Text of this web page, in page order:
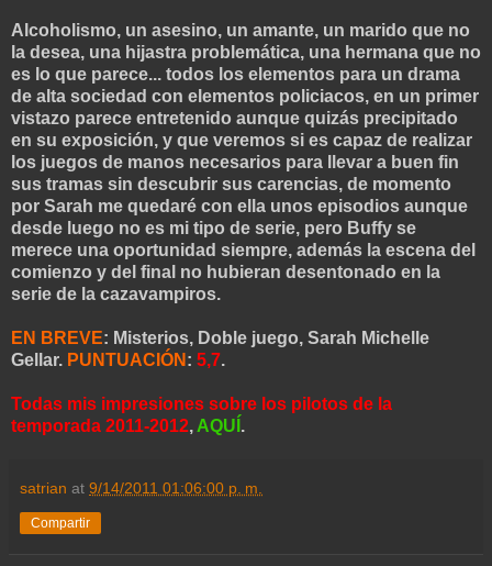
Alcoholismo, un asesino, un amante, un marido que no
la desea, una hijastra problemática, una hermana que no
es lo que parece... todos los elementos para un drama
de alta sociedad con elementos policiacos, en un primer
vistazo parece entretenido aunque quizás precipitado
en su exposición, y que veremos si es capaz de realizar
los juegos de manos necesarios para llevar a buen fin
sus tramas sin descubrir sus carencias, de momento
por Sarah me quedaré con ella unos episodios aunque
desde luego no es mi tipo de serie, pero Buffy se
merece una oportunidad siempre, además la escena del
comienzo y del final no hubieran desentonado en la
serie de la cazavampiros.
EN BREVE: Misterios, Doble juego, Sarah Michelle
Gellar. PUNTUACIÓN : 5,7.
Todas mis impresiones sobre los pilotos de la
temporada 2011-2012, AQUÍ .
satrian at 9/14/2011 01:06:00 p. m.
Compartir